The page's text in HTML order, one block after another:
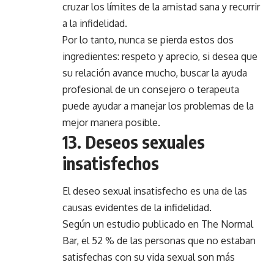
cruzar los límites de la amistad sana y recurrir
a la infidelidad.
Por lo tanto, nunca se pierda estos dos
ingredientes: respeto y aprecio, si desea que
su relación avance mucho, buscar la ayuda
profesional de un consejero o terapeuta
puede ayudar a manejar los problemas de la
mejor manera posible.
13. Deseos sexuales
insatisfechos
El deseo sexual insatisfecho es una de las
causas evidentes de la infidelidad.
Según un estudio publicado en The Normal
Bar, el 52 % de las personas que no estaban
satisfechas con su vida sexual son más